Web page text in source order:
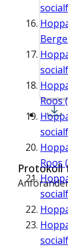
Roos
Roos
Protokoll